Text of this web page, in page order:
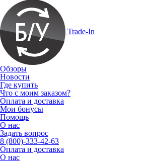
Trade-In
Обзоры
Новости
Где купить
Что с моим заказом?
Оплата и доставка
Мои бонусы
Помощь
О нас
Задать вопрос
8 (800)-333-42-63
Оплата и доставка
О нас